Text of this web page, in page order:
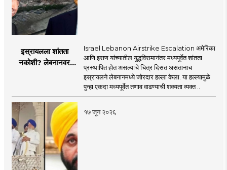
इस्रायलला शांतता
नकोशी? लेबनानवर
इराण-अमेरिकेत आरोप-
प्रत्यारोप
Israel Lebanon Airstrike Escalation अमेरिका
आणि इराण यांच्यातील युद्धविरामानंतर मध्यपूर्वेत शांतता
प्रस्थापित होत असल्याचे चित्र दिसत असतानाच
इस्रायलने लेबनानमध्ये जोरदार हल्ला केला. या हल्ल्यामुळे
पुन्हा एकदा मध्यपूर्वेत तणाव वाढण्याची शक्यता व्यक्त ..
१७ जून २०२६